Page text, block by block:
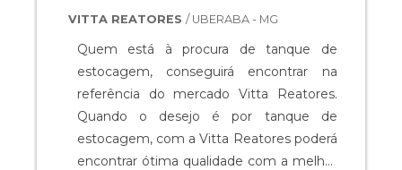
VITTA REATORES / UBERABA - MG
Quem está à procura de tanque de
estocagem, conseguirá encontrar na
referência do mercado Vitta Reatores.
Quando o desejo é por tanque de
estocagem, com a Vitta Reatores poderá
encontrar ótima qualidade com a melhor